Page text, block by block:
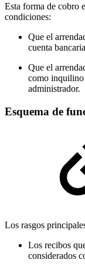
Esta forma de cobro
condiciones:
Que el
cuenta
Que el
como inquilino
administrador.
Esquema de
Los rasgos
Los recibos
considerados